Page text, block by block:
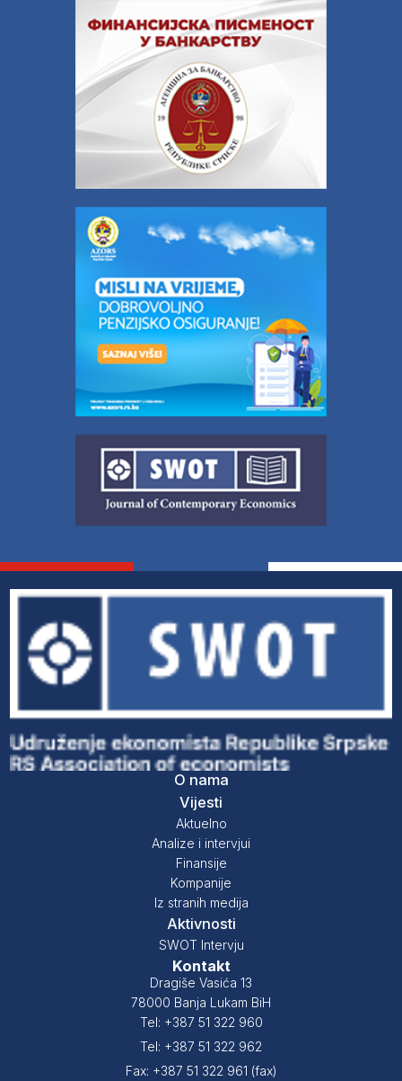
O nama
Vijesti
Aktuelno
Analize i intervjui
Finansije
Kompanije
Iz stranih medija
Aktivnosti
SWOT Intervju
Kontakt
Dragiše Vasića 13
78000 Banja Lukam BiH
Tel: +387 51 322 960
Tel: +387 51 322 962
Fax: +387 51 322 961 (fax)